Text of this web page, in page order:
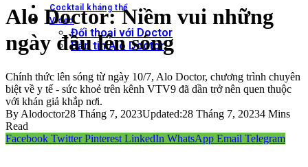
Cocktail kháng thể
Video
Đối thoại với Doctor
Bản tin Alo Doctor
Alo Doctor: Niềm vui những
ngày đầu lên sóng
Chính thức lên sóng từ ngày 10/7, Alo Doctor, chương trình chuyên
biệt về y tế - sức khoẻ trên kênh VTV9 đã dần trở nên quen thuộc
với khán giả khắp nơi.
By Alodoctor28 Tháng 7, 2023Updated:28 Tháng 7, 20234 Mins
Read
Facebook Twitter Pinterest LinkedIn WhatsApp Email Telegram